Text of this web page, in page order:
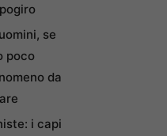
se
poco
da
i capi